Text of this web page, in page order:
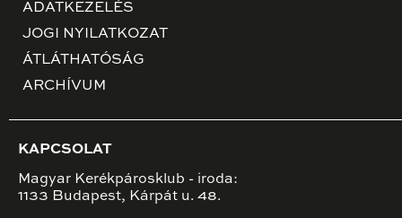
ADATKEZELÉS
JOGI NYILATKOZAT
ÁTLÁTHATÓSÁG
ARCHÍVUM
KAPCSOLAT
Magyar Kerékpárosklub - iroda:
1133 Budapest, Kárpát u. 48.